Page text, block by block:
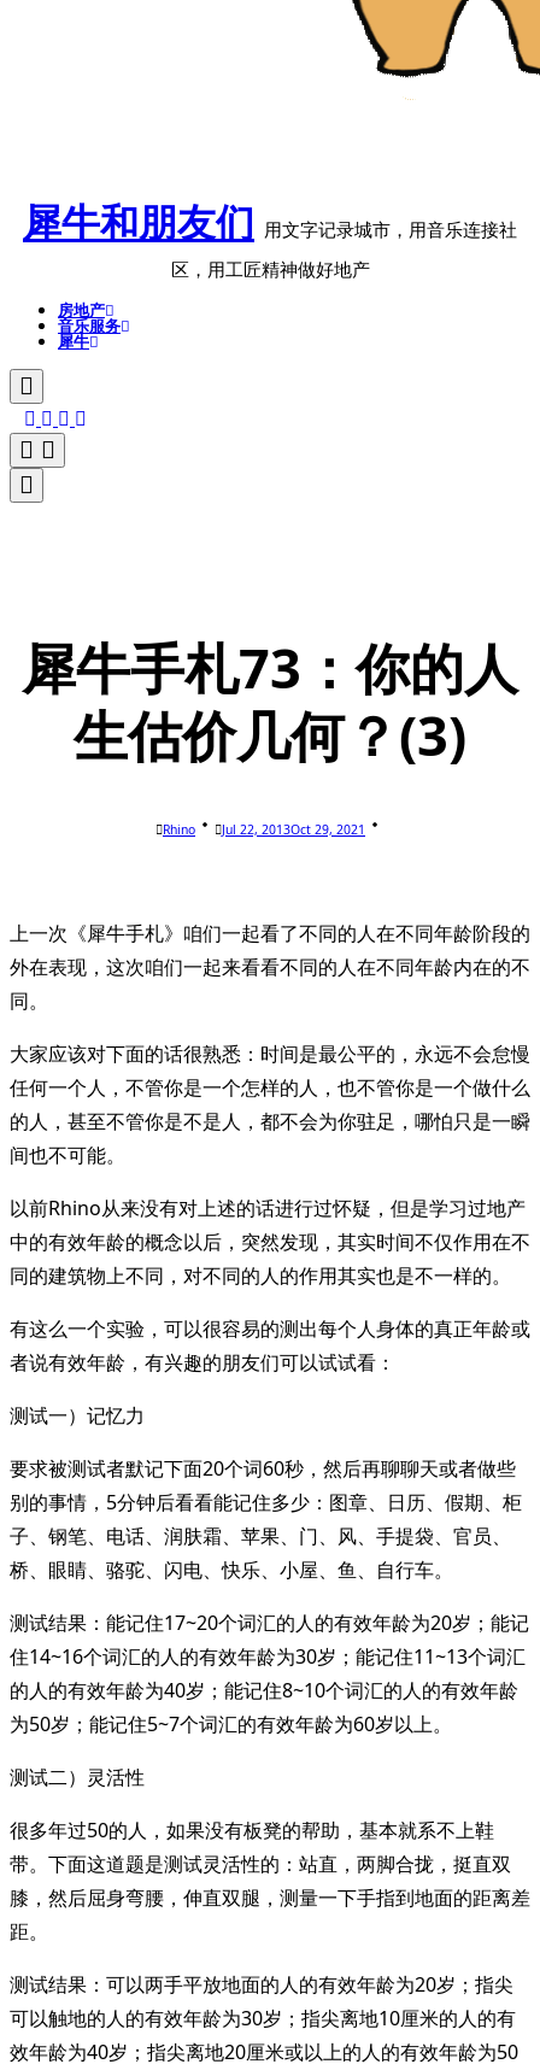
犀牛和朋友们 用文字记录城市，用音乐连接社
区，用工匠精神做好地产
房地产
音乐服务
犀牛
犀牛手札73：你的人
生估价几何？(3)
Rhino Jul 22, 2013Oct 29, 2021
上一次《犀牛手札》咱们一起看了不同的人在不同年龄阶段的
外在表现，这次咱们一起来看看不同的人在不同年龄内在的不
同。
大家应该对下面的话很熟悉：时间是最公平的，永远不会怠慢
任何一个人，不管你是一个怎样的人，也不管你是一个做什么
的人，甚至不管你是不是人，都不会为你驻足，哪怕只是一瞬
间也不可能。
以前Rhino从来没有对上述的话进行过怀疑，但是学习过地产
中的有效年龄的概念以后，突然发现，其实时间不仅作用在不
同的建筑物上不同，对不同的人的作用其实也是不一样的。
有这么一个实验，可以很容易的测出每个人身体的真正年龄或
者说有效年龄，有兴趣的朋友们可以试试看：
测试一）记忆力
要求被测试者默记下面20个词60秒，然后再聊聊天或者做些
别的事情，5分钟后看看能记住多少：图章、日历、假期、柜
子、钢笔、电话、润肤霜、苹果、门、风、手提袋、官员、
桥、眼睛、骆驼、闪电、快乐、小屋、鱼、自行车。
测试结果：能记住17~20个词汇的人的有效年龄为20岁；能记
住14~16个词汇的人的有效年龄为30岁；能记住11~13个词汇
的人的有效年龄为40岁；能记住8~10个词汇的人的有效年龄
为50岁；能记住5~7个词汇的有效年龄为60岁以上。
测试二）灵活性
很多年过50的人，如果没有板凳的帮助，基本就系不上鞋
带。下面这道题是测试灵活性的：站直，两脚合拢，挺直双
膝，然后屈身弯腰，伸直双腿，测量一下手指到地面的距离差
距。
测试结果：可以两手平放地面的人的有效年龄为20岁；指尖
可以触地的人的有效年龄为30岁；指尖离地10厘米的人的有
效年龄为40岁；指尖离地20厘米或以上的人的有效年龄为50